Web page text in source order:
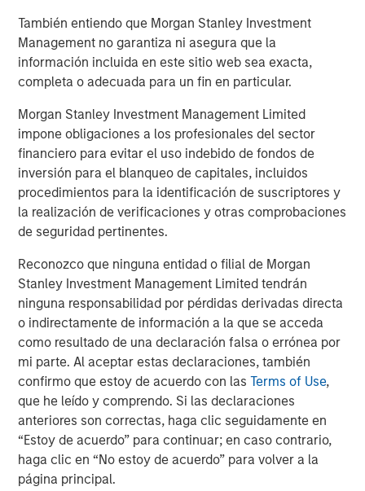
También entiendo que Morgan Stanley Investment
Management no garantiza ni asegura que la
información incluida en este sitio web sea exacta,
completa o adecuada para un fin en particular.
Morgan Stanley Investment Management Limited
impone obligaciones a los profesionales del sector
financiero para evitar el uso indebido de fondos de
inversión para el blanqueo de capitales, incluidos
procedimientos para la identificación de suscriptores y
la realización de verificaciones y otras comprobaciones
de seguridad pertinentes.
Reconozco que ninguna entidad o filial de Morgan
Stanley Investment Management Limited tendrán
ninguna responsabilidad por pérdidas derivadas directa
o indirectamente de información a la que se acceda
como resultado de una declaración falsa o errónea por
mi parte. Al aceptar estas declaraciones, también
confirmo que estoy de acuerdo con lasTerms of Use,
que he leído y comprendo. Si las declaraciones
anteriores son correctas, haga clic seguidamente en
“Estoy de acuerdo” para continuar; en caso contrario,
haga clic en “No estoy de acuerdo” para volver a la
página principal.
Steve Sebo
Executive Director
Featured Insights
ARTÍCULO
The MSIM Quantitative Duration
Strategy Model: A Factor-Based
Approach to Managing Interest Rates
Anton Heese and Matas Vala explore the